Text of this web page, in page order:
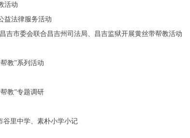
活动
益法律服务活动
吉市委会联合昌吉州司法局、昌吉监狱开展黄丝带帮教活动
教”系列活动
教”专题调研
里中学、素朴小学小记